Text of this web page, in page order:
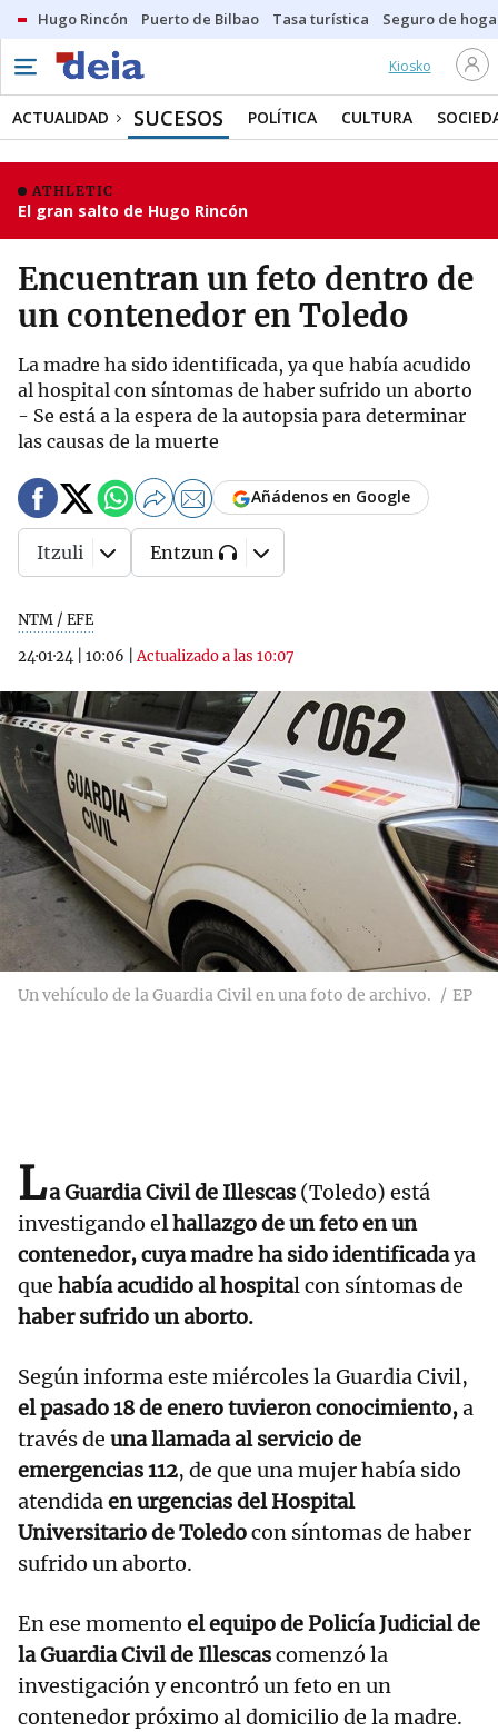
Hugo Rincón Puerto de Bilbao Tasa turística Seguro de
Kiosko
ACTUALIDAD SUCESOS POLÍTICA CULTURA
ATHLETIC
El gran salto de Hugo Rincón
Encuentran un feto dentro de
un contenedor en Toledo
La madre ha sido identificada, ya que había acudido
al hospital con síntomas de haber sufrido un aborto
- Se está a la espera de la autopsia para determinar
las causas de la muerte
NTM / EFE
24·01·24
10:06 |Actualizado a las 10:07
Añádenos en Google
Itzuli Entzun
Un vehículo de la Guardia Civil en una foto de archivo. EP
La Guardia Civil de Illescas (Toledo) está
investigando el hallazgo de un feto en un
contenedor, cuya madre ha sido identificadaya
que había acudido al hospital con síntomas de
haber sufrido un aborto.
Según informa este miércoles la Guardia Civil,
el pasado 18 de enero tuvieron conocimiento,a
través de una llamada al servicio de
emergencias 112, de que una mujer había sido
atendidaen urgencias del Hospital
Universitario de Toledocon síntomas de haber
sufrido un aborto.
En ese momento el equipo de Policía Judicial de
la Guardia Civil de Illescascomenzó la
investigación y encontró un feto en un
contenedor próximo al domicilio de la madre.